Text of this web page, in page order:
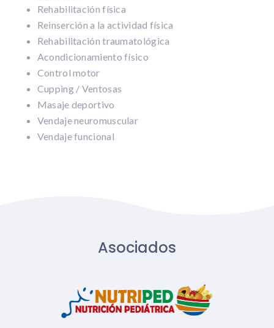
Rehabilitación física
Reinserción a la actividad física
Rehabilitación traumatológica
Acondicionamiento físico
Control motor
Cupping / Ventosas
Masaje deportivo
Vendaje neuromuscular
Vendaje funcional
Asociados